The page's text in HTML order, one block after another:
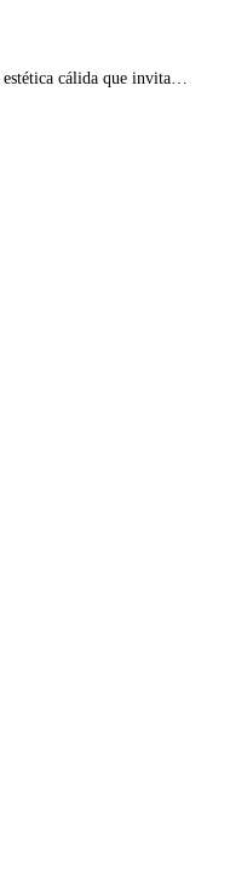
cálida que invita…